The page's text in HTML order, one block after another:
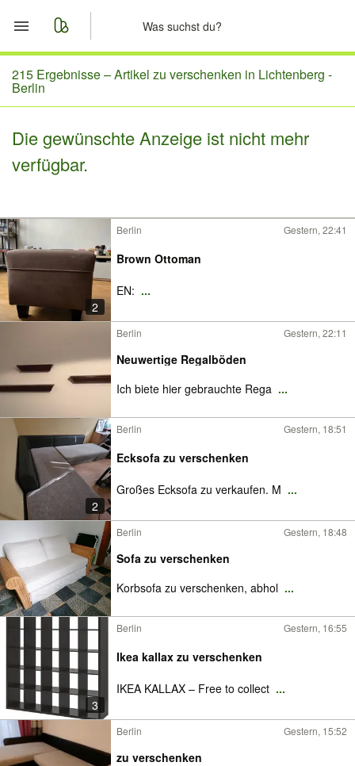
Start
Merkliste
Nachrichten
215 Ergebnisse –Artikel zu verschenken in Lichtenberg -
Berlin
Die gewünschte Anzeige ist nicht mehr
verfügbar.
2
Berlin Gestern, 22:41
Brown Ottoman
EN: ...
Berlin Gestern, 22:11
Neuwertige Regalböden
Ich biete hier gebrauchte Rega ...
2
Berlin Gestern, 18:51
Ecksofa zu verschenken
Großes Ecksofa zu verkaufen. M ...
Berlin Gestern, 18:48
Sofa zu verschenken
Korbsofa zu verschenken, abhol ...
3
Berlin Gestern, 16:55
Ikea kallax zu verschenken
IKEA KALLAX – Free to collect ...
Berlin Gestern, 15:52
zu verschenken